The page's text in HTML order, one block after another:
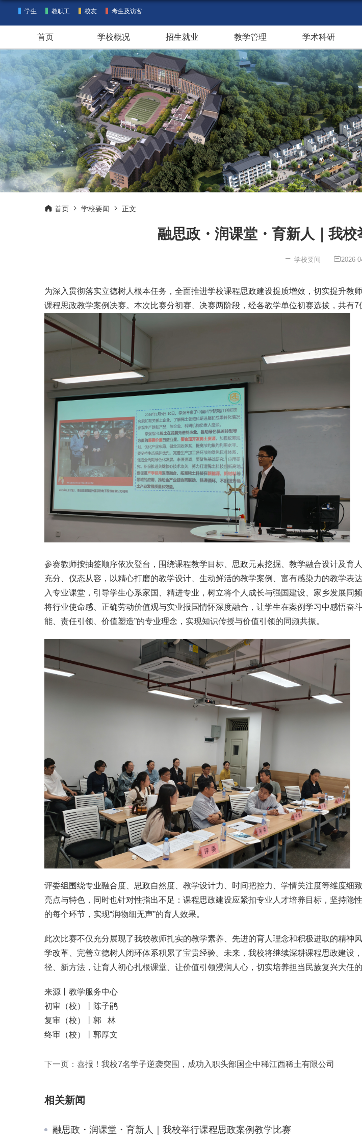
学生 教职工 校友 考生及访客
首页 学校概况 招生就业 教学管理 学术科研
首页 学校要闻 正文
融思政・润课堂・育新人｜我
学校要闻 2026-
为深入贯彻落实立德树人根本任务，全面推进学校课程思政建设提质增效，切实提升
课程思政教学案例决赛。本次比赛分初赛、决赛两阶段，经各教学单位初赛选拔，共有
参赛教师按抽签顺序依次登台，围绕课程教学目标、思政元素挖掘、教学融合设计及
充分、仪态从容，以精心打磨的教学设计、生动鲜活的教学案例、富有感染力的教学
入专业课堂，引导学生心系家国、精进专业，树立将个人成长与强国建设、家乡发展同
将行业使命感、正确劳动价值观与实业报国情怀深度融合，让学生在案例学习中感悟奋
能、责任引领、价值塑造”的专业理念，实现知识传授与价值引领的同频共振。
评委组围绕专业融合度、思政自然度、教学设计力、时间把控力、学情关注度等维度
亮点与特色，同时也针对性指出不足：课程思政建设应紧扣专业人才培养目标，坚持隐
的每个环节，实现“润物细无声”的育人效果。
此次比赛不仅充分展现了我校教师扎实的教学素养、先进的育人理念和积极进取的精
学改革、完善立德树人闭环体系积累了宝贵经验。未来，我校将继续深耕课程思政建
径、新方法，让育人初心扎根课堂、让价值引领浸润人心，切实培养担当民族复兴大任的
来源丨教学服务中心
初审（校）丨陈子鹃
复审（校）丨郭 林
终审（校）丨郭厚文
下一页： 喜报！我校7名学子逆袭突围，成功入职头部国企中稀江西稀土有限公司
相关新闻
融思政・润课堂・育新人｜我校举行课程思政案例教学比赛